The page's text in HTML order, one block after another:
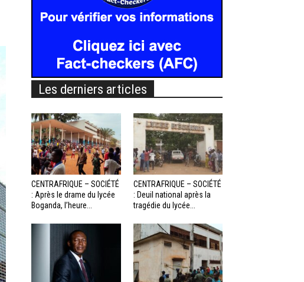
Les derniers articles
CENTRAFRIQUE – SOCIÉTÉ
: Après le drame du lycée
Boganda, l’heure...
CENTRAFRIQUE – SOCIÉTÉ
: Deuil national après la
tragédie du lycée...